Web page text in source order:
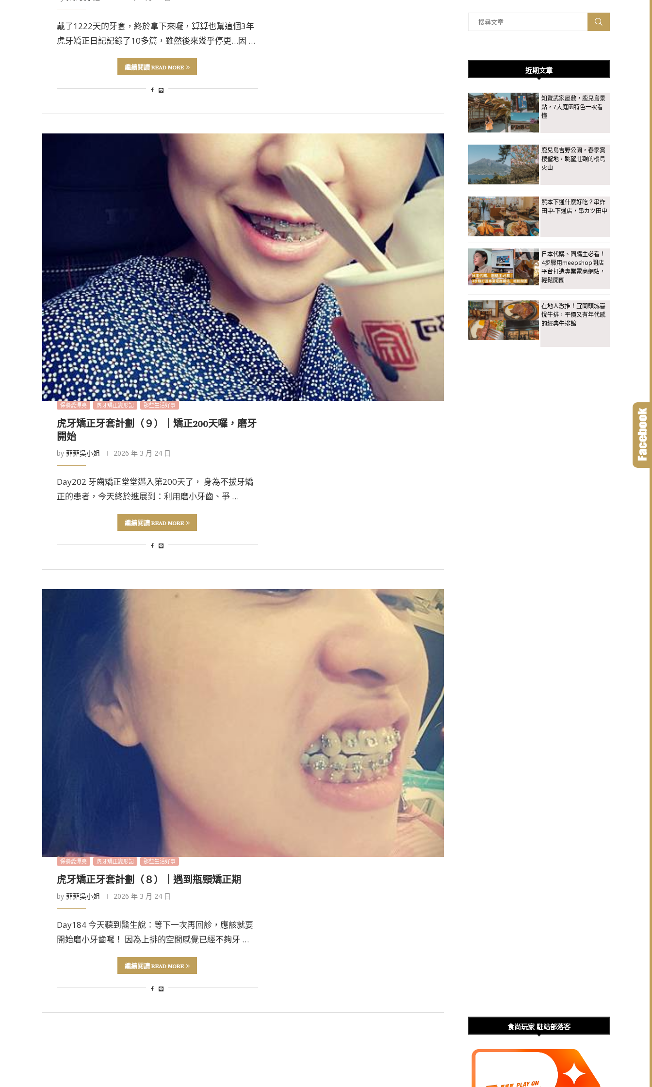
戴了1222天的牙套，終於拿下來囉，算算也幫這個3年
虎牙矯正日記記錄了10多篇，雖然後來幾乎停更…因 …
繼續閱讀 READ MORE
保養愛漂亮 虎牙矯正變形記 那些生活好事
虎牙矯正牙套計劃（９）｜矯正200天囉，磨牙
開始
by 菲菲吳小姐 2026 年 3 月 24 日
Day202 牙齒矯正堂堂邁入第200天了， 身為不拔牙矯
正的患者，今天終於進展到：利用磨小牙齒、爭 …
繼續閱讀 READ MORE
保養愛漂亮 虎牙矯正變形記 那些生活好事
虎牙矯正牙套計劃（８）｜遇到瓶頸矯正期
by 菲菲吳小姐 2026 年 3 月 24 日
Day184 今天聽到醫生說：等下一次再回診，應該就要
開始磨小牙齒囉！ 因為上排的空間感覺已經不夠牙 …
繼續閱讀 READ MORE
近期文章
知覽武家屋敷，鹿兒島景
點，7大庭園特色一次看
懂
鹿兒島吉野公園，春季賞
櫻聖地，眺望壯觀的櫻島
火山
熊本下通什麼好吃？串炸
田中-下通店，串カツ田中
日本代購、團購主必看！
4步驟用meepshop開店
平台打造專業電商網站，
輕鬆開團
在地人激推！宜蘭頭城喜
悅牛排，平價又有年代感
的經典牛排館
食尚玩家 駐站部落客